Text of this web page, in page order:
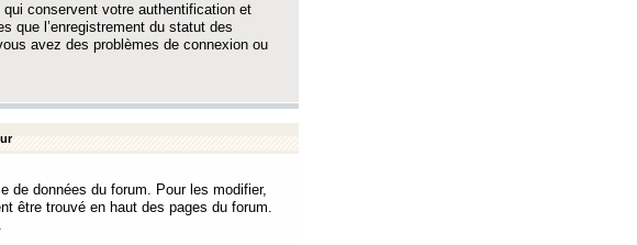
conservent votre authentification et
que l’enregistrement du statut des
avez des problèmes de connexion ou
données du forum. Pour les modifier,
être trouvé en haut des pages du forum.